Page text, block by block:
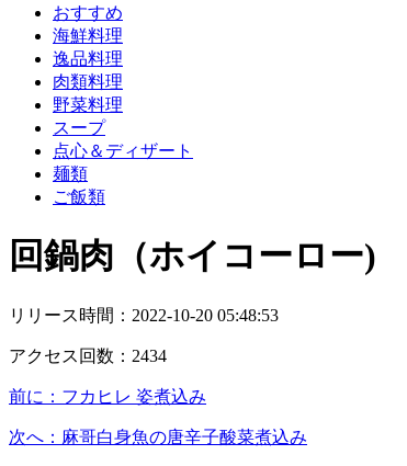
おすすめ
海鮮料理
逸品料理
肉類料理
野菜料理
スープ
点心＆ディザート
麺類
ご飯類
回鍋肉（ホイコーロー)
リリース時間： 2022-10-20 05:48:53
アクセス回数： 2434
前に： フカヒレ 姿煮込み
次へ： 麻哥白身魚の唐辛子酸菜煮込み